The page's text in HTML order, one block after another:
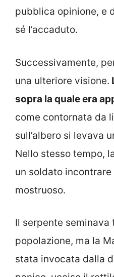
pubblica opinione, e
sé l’accaduto.
Successivamente,
una ulteriore visione.
sopra la quale era
come contornata da
sull’albero si levava
Nello stesso tempo,
un soldato
mostruoso.
Il serpente seminava
popolazione, ma la
stata invocata dalla